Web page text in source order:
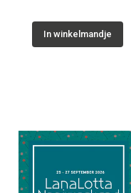
In winkelmandje